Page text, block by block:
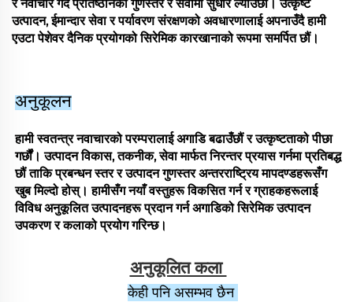
र नवाचार गर्दै प्रतिष्ठानको गुणस्तर र सेवामा सुधार ल्याउँछौं। उत्कृष्ट
उत्पादन, ईमान्दार सेवा र पर्यावरण संरक्षणको अवधारणालाई अपनाउँदै हामी
एउटा पेशेवर दैनिक प्रयोगको सिरेमिक कारखानाको रूपमा समर्पित छौं।
अनुकूलन
हामी स्वतन्त्र नवाचारको परम्परालाई अगाडि बढाउँछौं र उत्कृष्टताको पीछा
गर्छौं। उत्पादन विकास, तकनीक, सेवा मार्फत निरन्तर प्रयास गर्नमा प्रतिबद्ध
छौं ताकि प्रबन्धन स्तर र उत्पादन गुणस्तर अन्तरराष्ट्रिय मापदण्डहरूसँग
खुब मिल्दो होस्। हामीसँग नयाँ वस्तुहरू विकसित गर्न र ग्राहकहरूलाई
विविध अनुकूलित उत्पादनहरू प्रदान गर्न अगाडिको सिरेमिक उत्पादन
उपकरण र कलाको प्रयोग गरिन्छ।
अनुकूलित कला
केही पनि असम्भव छैन